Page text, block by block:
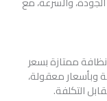
ممتازة بسعر
وبأسعار معقولة،
التكلفة.